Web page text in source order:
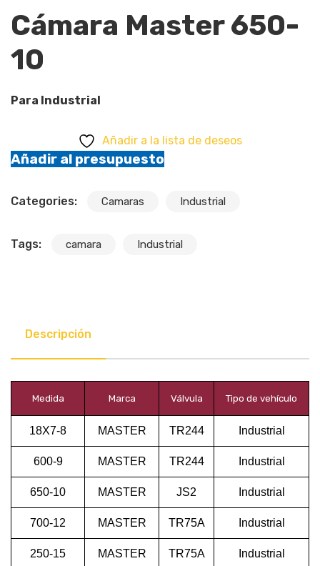
Cámara Master 650-
10
Para Industrial
Añadir a la lista de deseos
Añadir al presupuesto
Categories: Camaras Industrial
Tags: camara Industrial
Descripción
Medida Marca Válvula Tipo de vehículo
18X7-8 MASTER TR244 Industrial
600-9 MASTER TR244 Industrial
650-10 MASTER JS2 Industrial
700-12 MASTER TR75A Industrial
250-15 MASTER TR75A Industrial